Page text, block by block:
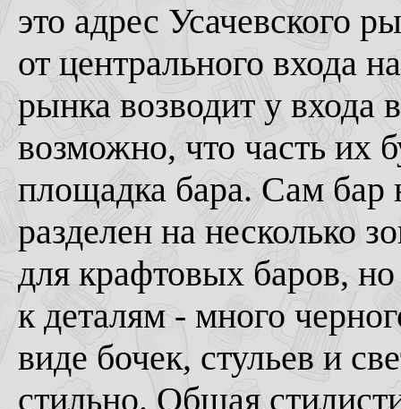
это адрес Усачевского
от центрального входа
рынка возводит у входа
возможно, что часть их
площадка бара. Сам бар
разделен на несколько
для крафтовых баров,
к деталям - много
виде бочек, стульев и
стильно. Общая